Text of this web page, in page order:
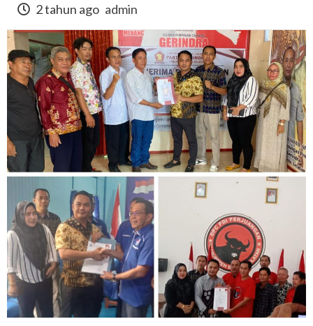
2 tahun ago admin